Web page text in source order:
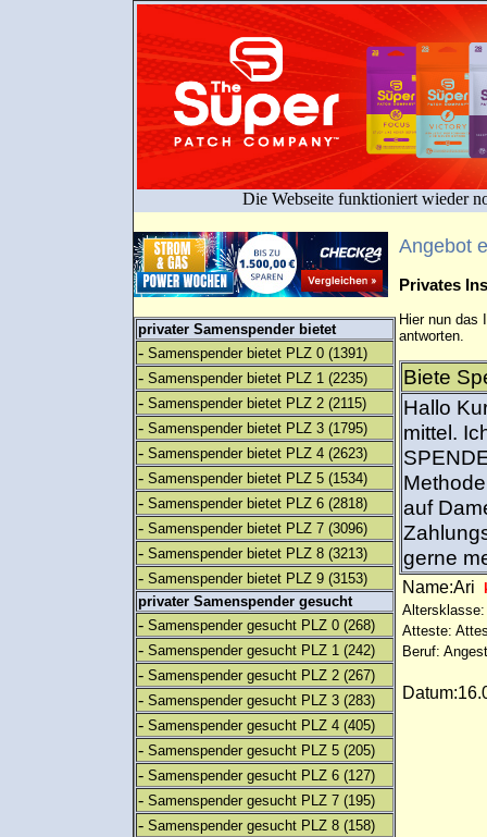
Die Webseite funktioniert wieder
privater Samenspender bietet
- Samenspender bietet PLZ 0 (1391)
- Samenspender bietet PLZ 1 (2235)
- Samenspender bietet PLZ 2 (2115)
- Samenspender bietet PLZ 3 (1795)
- Samenspender bietet PLZ 4 (2623)
- Samenspender bietet PLZ 5 (1534)
- Samenspender bietet PLZ 6 (2818)
- Samenspender bietet PLZ 7 (3096)
- Samenspender bietet PLZ 8 (3213)
- Samenspender bietet PLZ 9 (3153)
privater Samenspender gesucht
- Samenspender gesucht PLZ 0 (268)
- Samenspender gesucht PLZ 1 (242)
- Samenspender gesucht PLZ 2 (267)
- Samenspender gesucht PLZ 3 (283)
- Samenspender gesucht PLZ 4 (405)
- Samenspender gesucht PLZ 5 (205)
- Samenspender gesucht PLZ 6 (127)
- Samenspender gesucht PLZ 7 (195)
- Samenspender gesucht PLZ 8 (158)
Angebot
Privates
Hier nun das
antworten.
Biete
Hallo
mittel.
auf
gerne
Name:Ari
Altersklasse:
Atteste:
Beruf: